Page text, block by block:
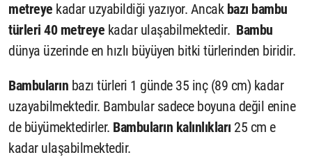
metreye kadar uzyabildiği yazıyor. Ancak bazı bambu
türleri 40 metreye kadar ulaşabilmektedir. Bambu
dünya üzerinde en hızlı büyüyen bitki türlerinden biridir.
Bambuların bazı türleri 1 günde 35 inç (89 cm) kadar
uzayabilmektedir. Bambular sadece boyuna değil enine
de büyümektedirler. Bambuların kalınlıkları 25 cm e
kadar ulaşabilmektedir.